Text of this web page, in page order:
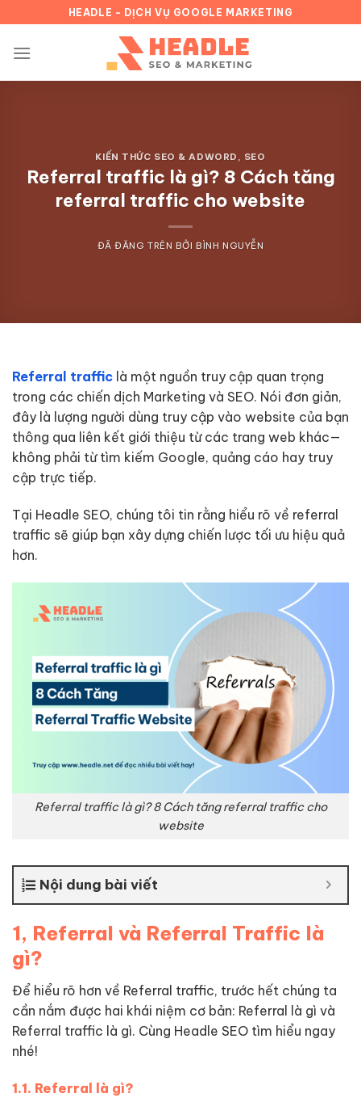
đến
nội
HEADLE - DỊCH VỤ GOOGLE MARKETING
KIẾN THỨC SEO & ADWORD SEO
Referral traffic là gì? 8 Cách tăng
referral traffic cho website
ĐÃ ĐĂNG TRÊN BỞIBÌNH NGUYỄN
Referral traffic là một nguồn truy cập quan trọng
trong các chiến dịch Marketing và SEO. Nói đơn giản,
đây là lượng người dùng truy cập vào website của bạn
thông qua liên kết giới thiệu từ các trang web khác—
không phải từ tìm kiếm Google, quảng cáo hay truy
cập trực tiếp.
Tại Headle SEO, chúng tôi tin rằng hiểu rõ về referral
traffic sẽ giúp bạn xây dựng chiến lược tối ưu hiệu quả
hơn.
Referral traffic là gì? 8 Cách tăng referral traffic cho
website
Nội dung bài viết
1, Referral và Referral Traffic là
gì?
Để hiểu rõ hơn về Referral traffic, trước hết chúng ta
cần nắm được hai khái niệm cơ bản: Referral là gì và
Referral traffic là gì. Cùng Headle SEO tìm hiểu ngay
nhé!
1.1. Referral là gì?